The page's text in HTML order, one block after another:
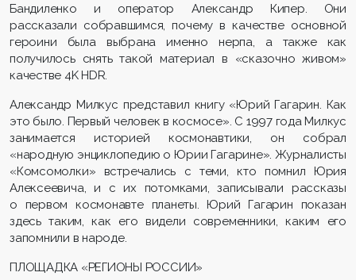
Бандиленко и оператор Александр Кипер. Они
рассказали собравшимся, почему в качестве основной
героини была выбрана именно нерпа, а также как
получилось снять такой материал в «сказочно живом»
качестве 4K HDR.
Александр Милкус представил книгу «Юрий Гагарин. Как
это было. Первый человек в космосе». С 1997 года Милкус
занимается историей космонавтики, он собрал
«народную энциклопедию о Юрии Гагарине». Журналисты
«Комсомолки» встречались с теми, кто помнил Юрия
Алексеевича, и с их потомками, записывали рассказы
о первом космонавте планеты. Юрий Гагарин показан
здесь таким, как его видели современники, каким его
запомнили в народе.
ПЛОЩАДКА «РЕГИОНЫ РОССИИ»